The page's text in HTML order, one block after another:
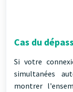
Cas du
Si votre
simultanées
montrer